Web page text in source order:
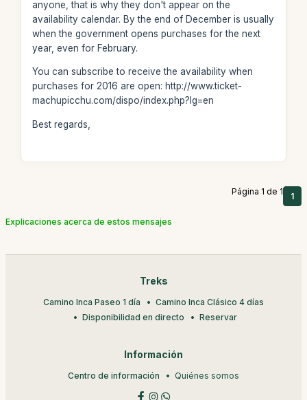
anyone, that is why they don't appear on the
availability calendar. By the end of December is usually
when the government opens purchases for the next
year, even for February.
You can subscribe to receive the availability when
purchases for 2016 are open: http://www.ticket-
machupicchu.com/dispo/index.php?lg=en
Best regards,
Página 1 de 1 1
Explicaciones acerca de estos mensajes
Treks
Camino Inca Paseo 1 día
Camino Inca Clásico 4 días
Disponibilidad en directo
Reservar
Información
Centro de información Quiénes somos